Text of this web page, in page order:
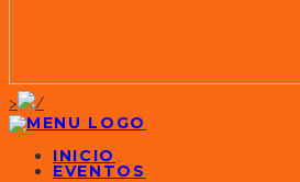
>
INICIO
EVENTOS